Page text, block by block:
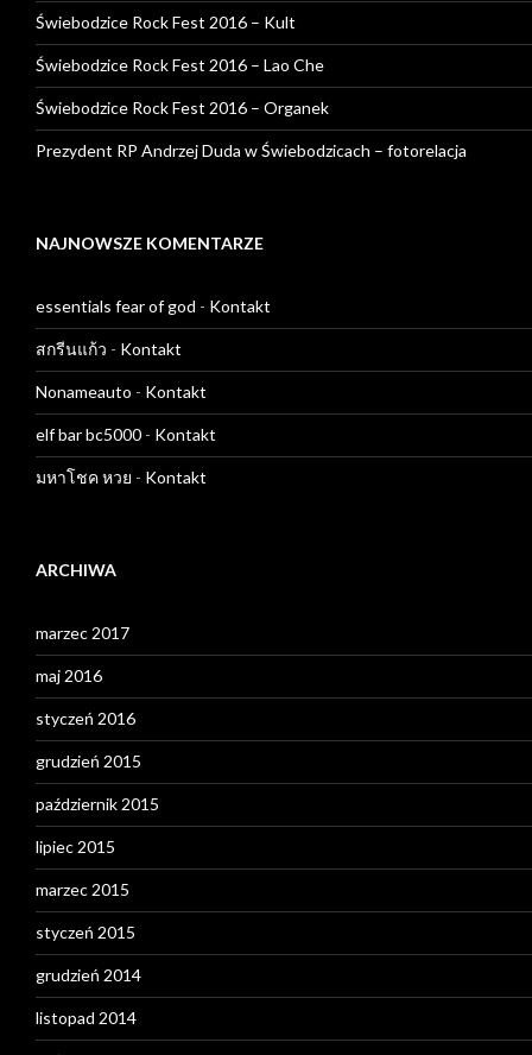
Świebodzice Rock Fest 2016 – Kult
Świebodzice Rock Fest 2016 – Lao Che
Świebodzice Rock Fest 2016 – Organek
Prezydent RP Andrzej Duda w Świebodzicach – fotorelacja
NAJNOWSZE KOMENTARZE
essentials fear of god - Kontakt
สกรีนแก้ว - Kontakt
Nonameauto - Kontakt
elf bar bc5000 - Kontakt
มหาโชค หวย - Kontakt
ARCHIWA
marzec 2017
maj 2016
styczeń 2016
grudzień 2015
październik 2015
lipiec 2015
marzec 2015
styczeń 2015
grudzień 2014
listopad 2014